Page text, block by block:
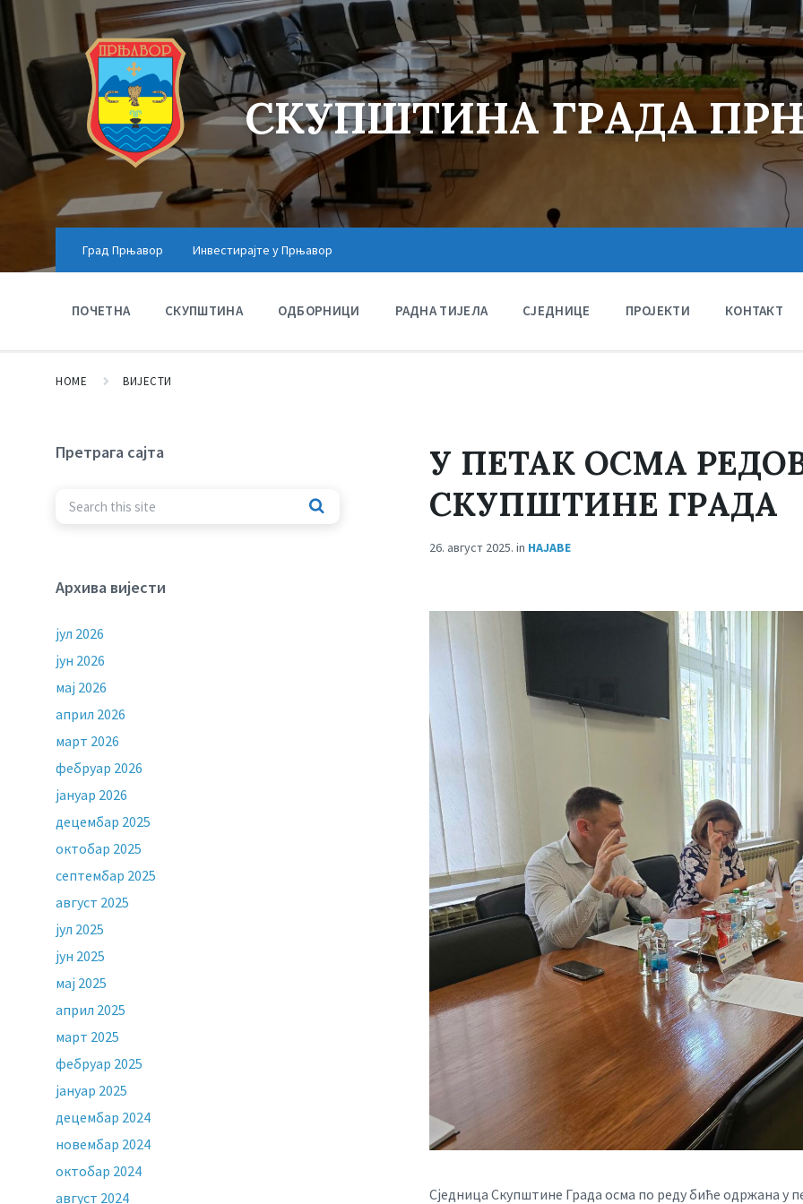
СКУПШТИНА ГРАДА
Град Прњавор Инвестирајте у Прњавор
ПОЧЕТНА СКУПШТИНА ОДБОРНИЦИ РАДНА ТИЈЕЛА СЈЕДНИЦЕ ПРОЈЕКТИ КОНТАКТ
HOME ВИЈЕСТИ
У ПЕТАК ОСМА
СКУПШТИНЕ ГРАДА
26. август 2025. in НАЈАВЕ
Сједница Скупштине Града осма по реду биће одржана у
Претрага сајта
Архива вијести
јул 2026
јун 2026
мај 2026
април 2026
март 2026
фебруар 2026
јануар 2026
децембар 2025
октобар 2025
септембар 2025
август 2025
јул 2025
јун 2025
мај 2025
април 2025
март 2025
фебруар 2025
јануар 2025
децембар 2024
новембар 2024
октобар 2024
август 2024